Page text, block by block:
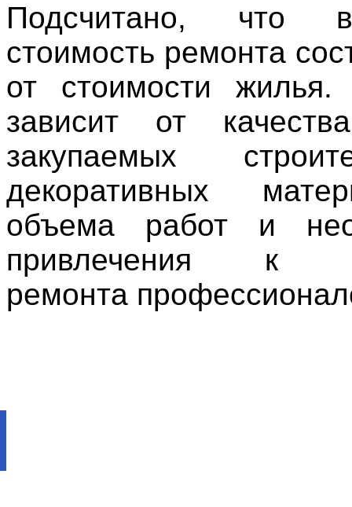
Подсчитано, что
стоимость ремонта
от стоимости
зависит от
закупаемых
декоративных
объема работ и
привлечения к
ремонта